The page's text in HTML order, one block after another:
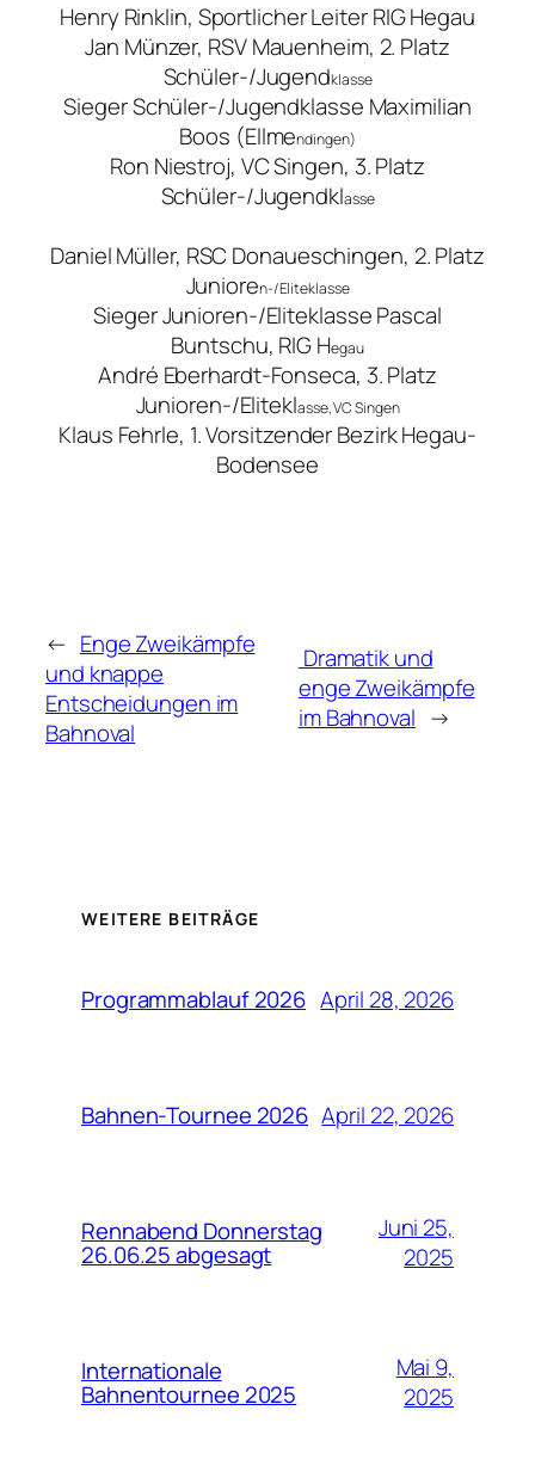
Henry Rinklin, Sportlicher Leiter RIG Hegau
Jan Münzer, RSV Mauenheim, 2. Platz
Schüler-/Jugendklasse
Sieger Schüler-/Jugendklasse Maximilian
Boos (Ellmendingen)
Ron Niestroj, VC Singen, 3. Platz
Schüler-/Jugendklasse
Daniel Müller, RSC Donaueschingen, 2. Platz
Junioren-/Eliteklasse
Sieger Junioren-/Eliteklasse Pascal
Buntschu, RIG Hegau
André Eberhardt-Fonseca, 3. Platz
Junioren-/Eliteklasse, VC Singen
Klaus Fehrle, 1. Vorsitzender Bezirk Hegau-
Bodensee
← Enge Zweikämpfe
und knappe
Entscheidungen im
Bahnoval
Dramatik und
enge Zweikämpfe
im Bahnoval →
WEITERE BEITRÄGE
Programmablauf 2026 April 28, 2026
Bahnen-Tournee 2026 April 22, 2026
Rennabend Donnerstag
26.06.25 abgesagt
Juni 25,
2025
Internationale
Bahnentournee 2025
Mai 9,
2025